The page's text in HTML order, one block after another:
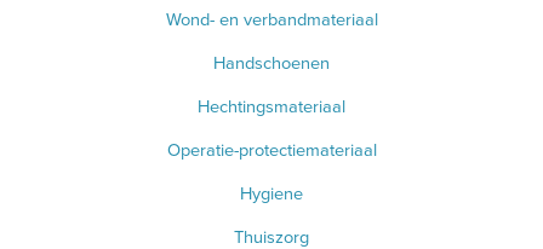
Wond- en verbandmateriaal
Handschoenen
Hechtingsmateriaal
Operatie-protectiemateriaal
Hygiene
Thuiszorg